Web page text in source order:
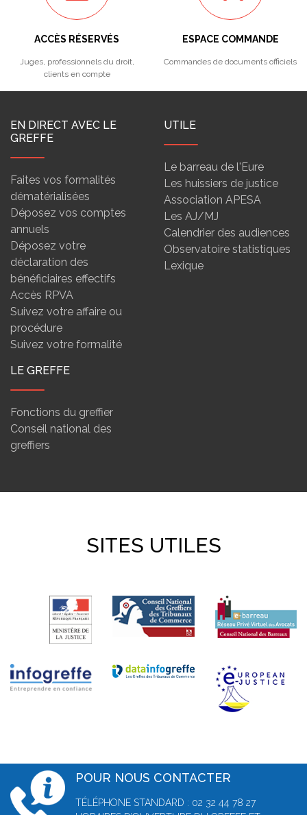
ACCÈS RÉSERVÉS
Juges, professionnels du droit,
clients en compte
ESPACE COMMANDE
Commandes de documents officiels
EN DIRECT AVEC LE
GREFFE
Faites vos formalités
dématérialisées
Déposez vos comptes
annuels
Déposez votre
déclaration des
bénéficiaires effectifs
Accès RPVA
Suivez votre affaire ou
procédure
Suivez votre formalité
UTILE
Le barreau de l'Eure
Les huissiers de justice
Association APESA
Les AJ/MJ
Calendrier des audiences
Observatoire statistiques
Lexique
LE GREFFE
Fonctions du greffier
Conseil national des
greffiers
SITES UTILES
POUR NOUS CONTACTER
TÉLÉPHONE STANDARD : 02 32 44 78 27